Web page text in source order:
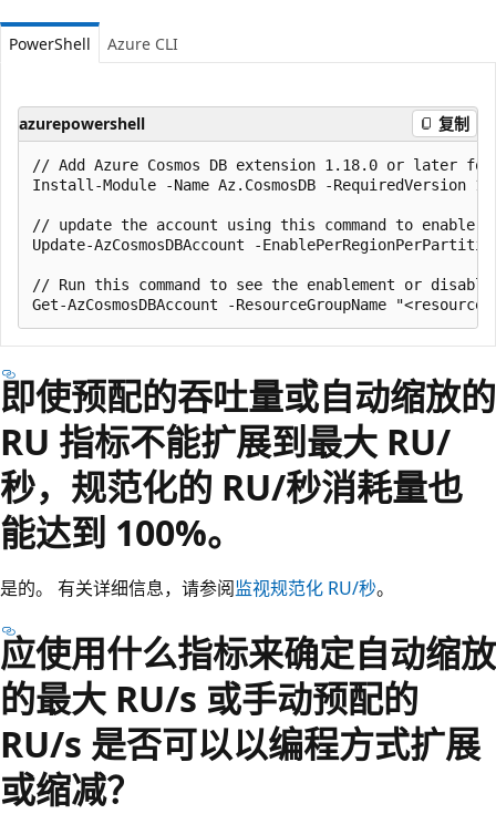
PowerShell Azure CLI
azurepowershell 复制
// Add Azure Cosmos DB extension 1.18.0 or later for
Install-Module -Name Az.CosmosDB -RequiredVersion
// update the account using this command to enable
Update-AzCosmosDBAccount -
// Run this command to see the enablement or
即使预配的吞吐量或自动缩放的
RU 指标不能扩展到最大 RU/
秒，规范化的 RU/秒消耗量也
能达到 100%。
是的。 有关详细信息，请参阅监视规范化 RU/秒。
应使用什么指标来确定自动缩放
的最大 RU/s 或手动预配的
RU/s 是否可以以编程方式扩展
或缩减？